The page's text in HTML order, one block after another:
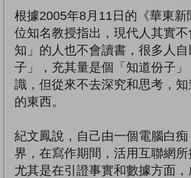
根據2005年8月11日的《華東新
位知名教授指出，現代人其實
知」的人也不會讀書，很多人
子」，充其量是個「知道份子
識，但從來不去深究和思考，
的東西。
紀文鳳說，自己由一個電腦白
界，在寫作期間，活用互聯網所
尤其是在引證事實和數據方面